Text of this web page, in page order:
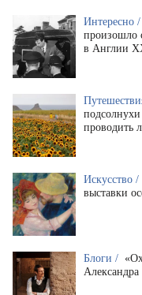
Интересно /
произошло
в Англии
проводить
Искусство /
выставки
Блоги /